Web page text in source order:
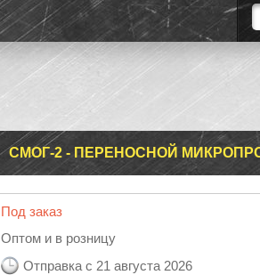
СМОГ-2 - ПЕРЕНОСНОЙ
Под заказ
Оптом и в розницу
Отправка с 21 августа 2026